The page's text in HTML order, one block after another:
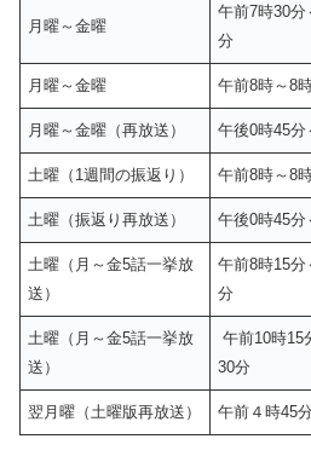
月曜～金曜
午前7時30分
分
月曜～金曜 午前8時～8
月曜～金曜（再放送） 午後0時45分
土曜（1週間の振返り） 午前8時～8
土曜（振返り再放送） 午後0時45分
土曜（月～金5話一挙放
送）
午前8時15分
分
土曜（月～金5話一挙放
送）
午前10時15
30分
翌月曜（土曜版再放送） 午前４時45